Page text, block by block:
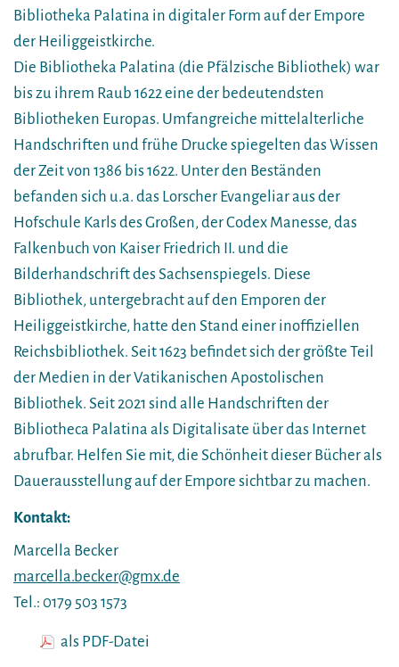
Bibliotheka Palatina in digitaler Form auf der Empore
der Heiliggeistkirche.
Die Bibliotheka Palatina (die Pfälzische Bibliothek) war
bis zu ihrem Raub 1622 eine der bedeutendsten
Bibliotheken Europas. Umfangreiche mittelalterliche
Handschriften und frühe Drucke spiegelten das Wissen
der Zeit von 1386 bis 1622. Unter den Beständen
befanden sich u.a. das Lorscher Evangeliar aus der
Hofschule Karls des Großen, der Codex Manesse, das
Falkenbuch von Kaiser Friedrich II. und die
Bilderhandschrift des Sachsenspiegels. Diese
Bibliothek, untergebracht auf den Emporen der
Heiliggeistkirche, hatte den Stand einer inoffiziellen
Reichsbibliothek. Seit 1623 befindet sich der größte Teil
der Medien in der Vatikanischen Apostolischen
Bibliothek. Seit 2021 sind alle Handschriften der
Bibliotheca Palatina als Digitalisate über das Internet
abrufbar. Helfen Sie mit, die Schönheit dieser Bücher als
Dauerausstellung auf der Empore sichtbar zu machen.
Kontakt:
Marcella Becker
marcella.becker@gmx.de
Tel.: 0179 503 1573
als PDF-Datei